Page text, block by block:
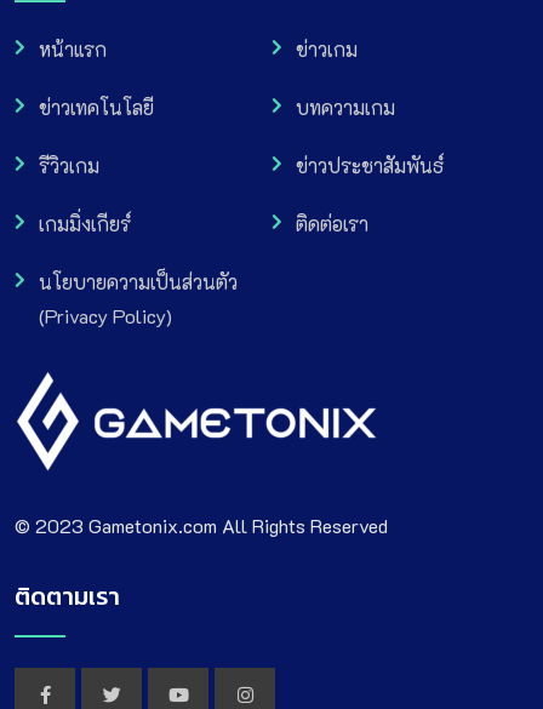
หน้าแรก ข่าวเกม
ข่าวเทคโนโลยี บทความเกม
รีวิวเกม ข่าวประชาสัมพันธ์
เกมมิ่งเกียร์ ติดต่อเรา
นโยบายความเป็นส่วนตัว
(Privacy Policy)
© 2023 Gametonix.com All Rights Reserved
ติดตามเรา